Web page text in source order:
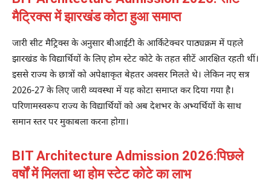
मैट्रिक्स में झारखंड कोटा हुआ समाप्त
जारी सीट मैट्रिक्स के अनुसार बीआईटी के आर्किटेक्चर पाठ्यक्रम में पहले
झारखंड के विद्यार्थियों के लिए होम स्टेट कोटे के तहत सीटें आरक्षित रहती थीं।
इससे राज्य के छात्रों को अपेक्षाकृत बेहतर अवसर मिलते थे। लेकिन नए सत्र
2026-27 के लिए जारी व्यवस्था में यह कोटा समाप्त कर दिया गया है।
परिणामस्वरूप राज्य के विद्यार्थियों को अब देशभर के अभ्यर्थियों के साथ
समान स्तर पर मुकाबला करना होगा।
BIT Architecture Admission 2026:पिछले
वर्षों में मिलता था होम स्टेट कोटे का लाभ